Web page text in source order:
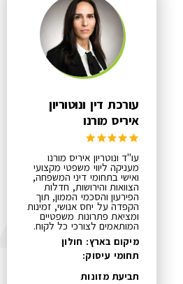
עורכת דין ונוטוריון
איריס מורנו
עו"ד ונוטריון איריס מורנו
מעניקה ליווי משפטי מקצועי
ואישי בתחומי דיני המשפחה,
הצוואות והירושות, חדלות
הפירעון והסכמי הממון, תוך
הקפדה על יחס אנושי, זמינות
ומציאת פתרונות משפטיים
המותאמים לצורכי כל לקוח.
מיקום בארץ: חולון
תחומי עיסוק:
תביעת מזונות